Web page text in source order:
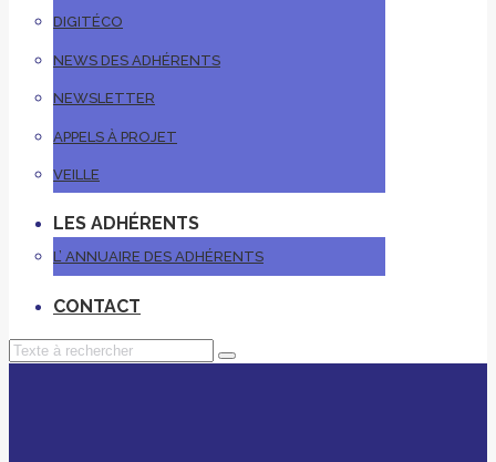
DIGITÉCO
NEWS DES ADHÉRENTS
NEWSLETTER
APPELS À PROJET
VEILLE
LES ADHÉRENTS
L’ ANNUAIRE DES ADHÉRENTS
CONTACT